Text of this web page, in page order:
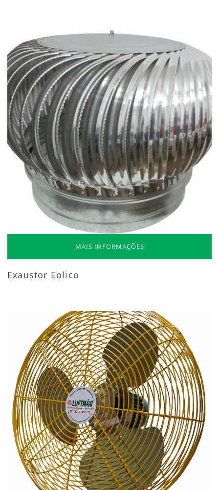
MAIS INFORMAÇÕES
Exaustor Eolico